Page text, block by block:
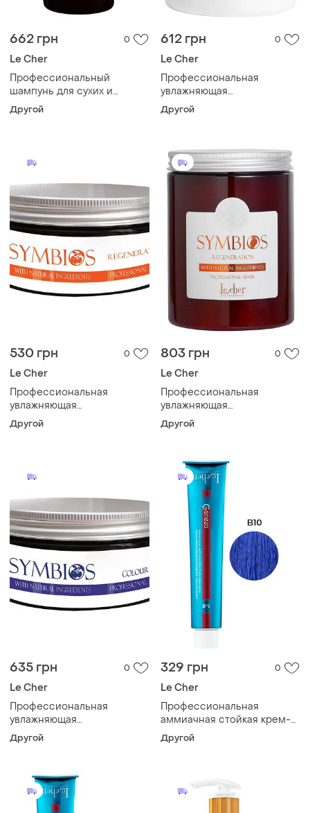
662 грн 0
Le Cher
Профессиональный
шампунь для сухих и
ломких волос с бетаином le
cher peel&hydro symbios
Другой
612 грн 0
Le Cher
Профессиональная
увлажняющая
восстанавливающая маска
для вьющихся волос с
Другой
530 грн 0
Le Cher
Профессиональная
увлажняющая
восстанавливающая маска
для волос symbios le cher,
Другой
803 грн 0
Le Cher
Профессиональная
увлажняющая
восстанавливающая маска
для волос symbios le cher,
Другой
635 грн 0
Le Cher
Профессиональная
увлажняющая
восстанавливающая маска
для окрашенных волос
Другой
329 грн 0
Le Cher
Профессиональная
аммиачная стойкая крем-
краска для волос le cher
b10 синий 100мл
Другой